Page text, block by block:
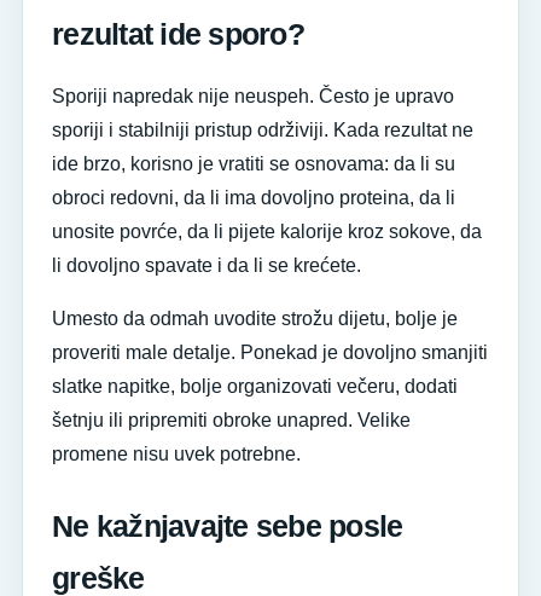
rezultat ide sporo?
Sporiji napredak nije neuspeh. Često je upravo
sporiji i stabilniji pristup održiviji. Kada rezultat ne
ide brzo, korisno je vratiti se osnovama: da li su
obroci redovni, da li ima dovoljno proteina, da li
unosite povrće, da li pijete kalorije kroz sokove, da
li dovoljno spavate i da li se krećete.
Umesto da odmah uvodite strožu dijetu, bolje je
proveriti male detalje. Ponekad je dovoljno smanjiti
slatke napitke, bolje organizovati večeru, dodati
šetnju ili pripremiti obroke unapred. Velike
promene nisu uvek potrebne.
Ne kažnjavajte sebe posle
greške